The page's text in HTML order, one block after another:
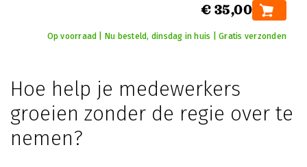
€ 35,00
Op voorraad | Nu besteld, dinsdag in huis | Gratis verzonden
Hoe help je medewerkers
groeien zonder de regie over te
nemen?